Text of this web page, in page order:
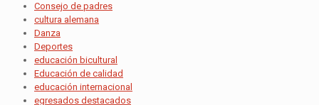
Consejo de padres
cultura alemana
Danza
Deportes
educación bicultural
Educación de calidad
educación internacional
egresados destacados